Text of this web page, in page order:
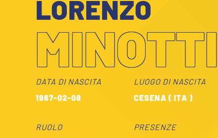
GIOVANILE MASCHILE
GIOVANILE FEMMINILE
FEMMINILE
HOSPITALITY
MUSEUM CLUB EXPERIENCE
BIGLIETTI
ABBONAMENTI
INFO BIGLIETTI
SHOP
ESPORTS
LORENZO
MINOTTI
DATA DI NASCITA
1967-02-08
LUOGO DI NASCITA
CESENA ( ITA )
RUOLO
PRESENZE